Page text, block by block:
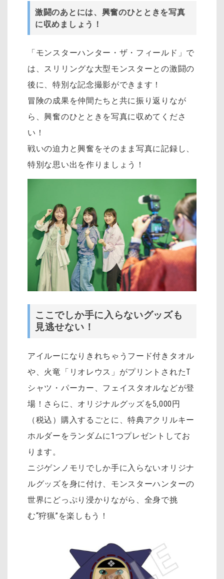
激闘のあとには、興奮のひとときを写真
に収めましょう！
「モンスターハンター・ザ・フィールド」で
は、スリリングな大型モンスターとの激闘の
後に、特別な記念撮影ができます！
冒険の成果を仲間たちと共に振り返りなが
ら、興奮のひとときを写真に収めてくださ
い！
戦いの迫力と興奮をそのまま写真に記録し、
特別な思い出を作りましょう！
ここでしか手に入らないグッズも
見逃せない！
アイルーになりきれちゃうフード付きタオル
や、火竜「リオレウス」がプリントされたT
シャツ・パーカー、フェイスタオルなどが登
場！さらに、オリジナルグッズを5,000円
（税込）購入するごとに、特典アクリルキー
ホルダーをランダムに1つプレゼントしてお
ります。
ニジゲンノモリでしか手に入らないオリジナ
ルグッズを身に付け、モンスターハンターの
世界にどっぷり浸かりながら、全身で挑
む“狩猟”を楽しもう！